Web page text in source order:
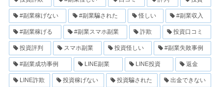
#副業稼げない #副業騙された 怪しい #副業収入
#副業稼げる #副業スマホ副業 詐欺 投資口コミ
投資評判 スマホ副業 投資怪しい #副業失敗事例
#副業成功事例 LINE副業 LINE投資 返金
LINE詐欺 投資稼げない 投資騙された 出金できない